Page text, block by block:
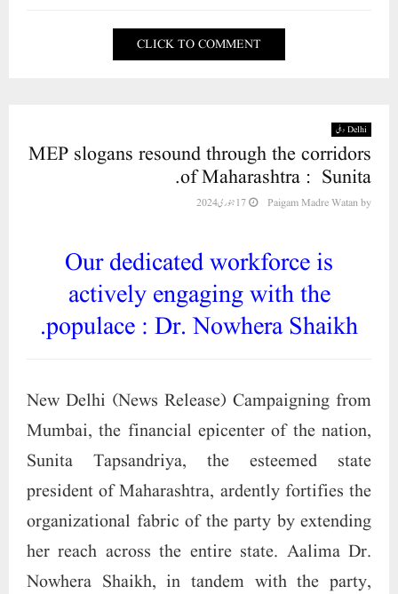
CLICK TO COMMENT
Delhi دہلی
MEP slogans resound through the corridors
of Maharashtra : Sunita.
by
Paigam Madre Watan 17 جنوری 2024
Our dedicated workforce is
actively engaging with the
populace : Dr. Nowhera Shaikh.
New Delhi (News Release) Campaigning from
Mumbai, the financial epicenter of the nation,
Sunita Tapsandriya, the esteemed state
president of Maharashtra, ardently fortifies the
organizational fabric of the party by extending
her reach across the entire state. Aalima Dr.
Nowhera Shaikh, in tandem with the party,